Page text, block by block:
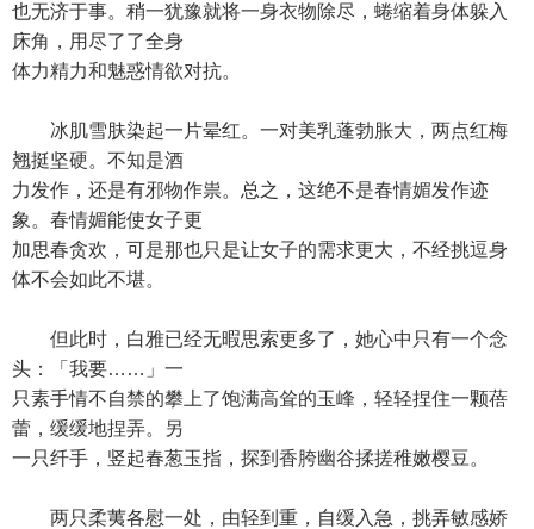
也无济于事。稍一犹豫就将一身衣物除尽，蜷缩着身体躲入
床角，用尽了了全身
体力精力和魅惑情欲对抗。
冰肌雪肤染起一片晕红。一对美乳蓬勃胀大，两点红梅
翘挺坚硬。不知是酒
力发作，还是有邪物作祟。总之，这绝不是春情媚发作迹
象。春情媚能使女子更
加思春贪欢，可是那也只是让女子的需求更大，不经挑逗身
体不会如此不堪。
但此时，白雅已经无暇思索更多了，她心中只有一个念
头：「我要……」一
只素手情不自禁的攀上了饱满高耸的玉峰，轻轻捏住一颗蓓
蕾，缓缓地捏弄。另
一只纤手，竖起春葱玉指，探到香胯幽谷揉搓稚嫩樱豆。
两只柔荑各慰一处，由轻到重，自缓入急，挑弄敏感娇